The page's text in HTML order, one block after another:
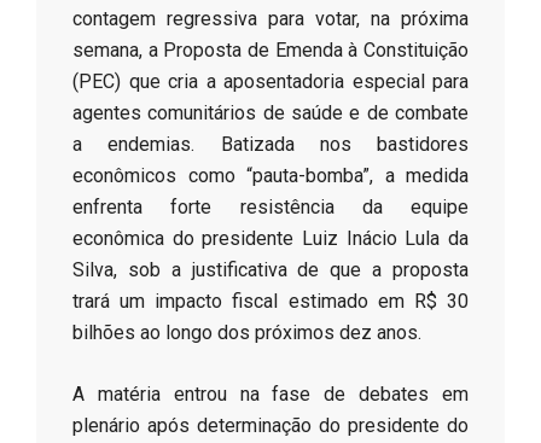
contagem regressiva para votar, na próxima
semana, a Proposta de Emenda à Constituição
(PEC) que cria a aposentadoria especial para
agentes comunitários de saúde e de combate
a endemias. Batizada nos bastidores
econômicos como “pauta-bomba”, a medida
enfrenta forte resistência da equipe
econômica do presidente Luiz Inácio Lula da
Silva, sob a justificativa de que a proposta
trará um impacto fiscal estimado em R$ 30
bilhões ao longo dos próximos dez anos.
​A matéria entrou na fase de debates em
plenário após determinação do presidente do